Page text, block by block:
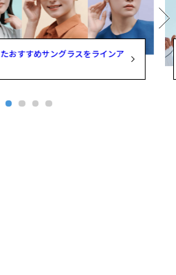
おすすめサングラスをラインア